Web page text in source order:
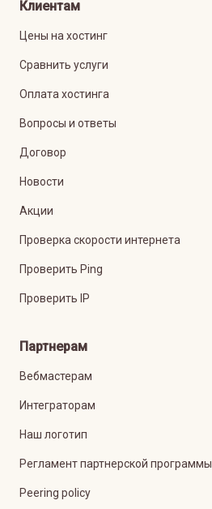
Клиентам
Цены на хостинг
Сравнить услуги
Оплата хостинга
Вопросы и ответы
Договор
Новости
Акции
Проверка скорости интернета
Проверить Ping
Проверить IP
Партнерам
Вебмастерам
Интеграторам
Наш логотип
Регламент партнерской программы
Peering policy